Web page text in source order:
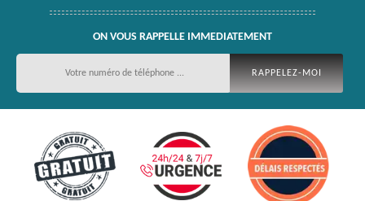
ON VOUS RAPPELLE IMMEDIATEMENT